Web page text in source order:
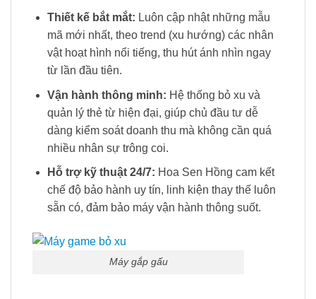
Thiết kế bắt mắt: Luôn cập nhật những mẫu
mã mới nhất, theo trend (xu hướng) các nhân
vật hoạt hình nổi tiếng, thu hút ánh nhìn ngay
từ lần đầu tiên.
Vận hành thông minh: Hệ thống bỏ xu và
quản lý thẻ từ hiện đại, giúp chủ đầu tư dễ
dàng kiểm soát doanh thu mà không cần quá
nhiều nhân sự trông coi.
Hỗ trợ kỹ thuật 24/7: Hoa Sen Hồng cam kết
chế độ bảo hành uy tín, linh kiện thay thế luôn
sẵn có, đảm bảo máy vận hành thông suốt.
Máy gắp gấu